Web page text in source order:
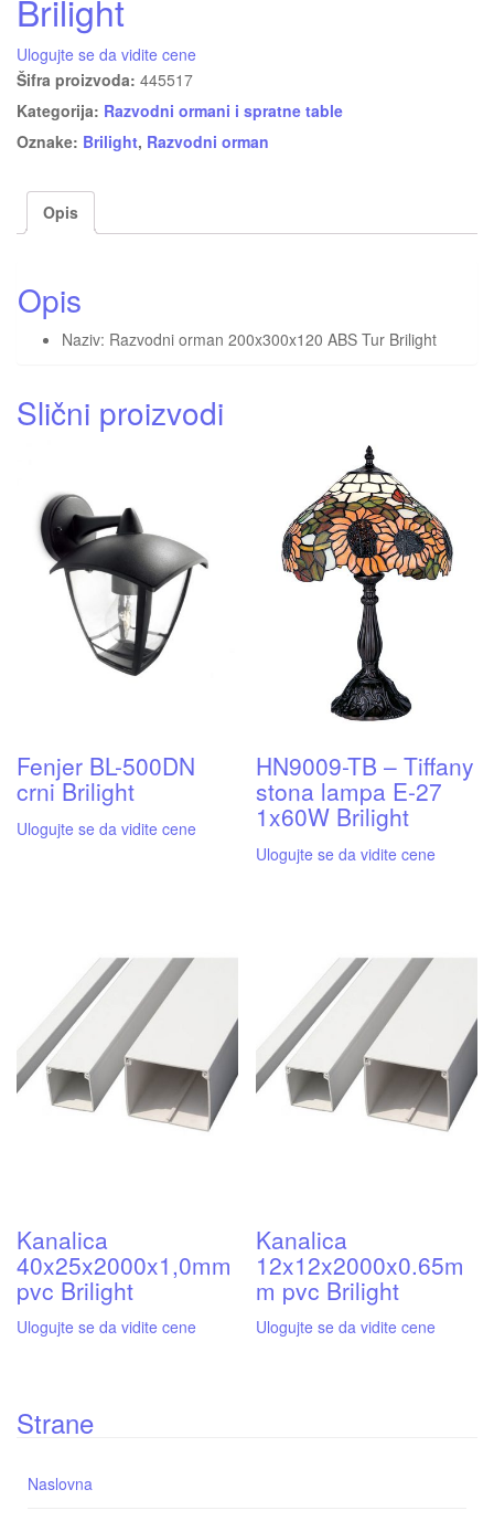
Brilight
Ulogujte se da vidite cene
Šifra proizvoda: 445517
Kategorija: Razvodni ormani i spratne table
Oznake: Brilight, Razvodni orman
Opis
Opis
Naziv: Razvodni orman 200x300x120 ABS Tur Brilight
Slični proizvodi
Fenjer BL-500DN
crni Brilight
Ulogujte se da vidite cene
HN9009-TB – Tiffany
stona lampa E-27
1x60W Brilight
Ulogujte se da vidite cene
Kanalica
40x25x2000x1,0mm
pvc Brilight
Ulogujte se da vidite cene
Kanalica
12x12x2000x0.65m
m pvc Brilight
Ulogujte se da vidite cene
Strane
Naslovna